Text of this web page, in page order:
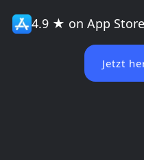
4.9 ★ on App Store
Jetzt